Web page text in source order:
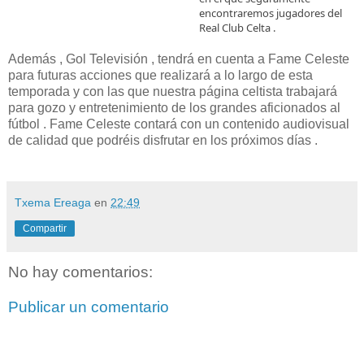
encontraremos jugadores del
Real Club Celta .
Además , Gol Televisión , tendrá en cuenta a Fame Celeste
para futuras acciones que realizará a lo largo de esta
temporada y con las que nuestra página celtista trabajará
para gozo y entretenimiento de los grandes aficionados al
fútbol . Fame Celeste contará con un contenido audiovisual
de calidad que podréis disfrutar en los próximos días .
Txema Ereaga en 22:49
Compartir
No hay comentarios:
Publicar un comentario